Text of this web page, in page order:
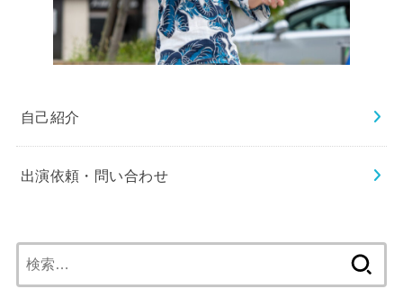
自己紹介
出演依頼・問い合わせ
索: